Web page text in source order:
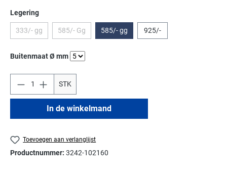
Selecteer
Legering
333/- gg(Deze optie is momenteel niet beschikbaar.)
585/- Gg(Deze optie is momenteel niet beschikbaar.)
585/- gg 925/-
Selecteer
Buitenmaat Ø mm
STK
In de winkelmand
Toevoegen aan verlanglijst
Productnummer: 3242-102160